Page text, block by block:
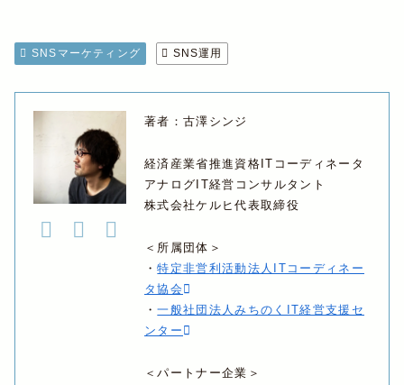
SNSマーケティング SNS運用
著者：古澤シンジ
経済産業省推進資格ITコーディネータ
アナログIT経営コンサルタント
株式会社ケルヒ代表取締役
＜所属団体＞
・特定非営利活動法人ITコーディネー
タ協会
・一般社団法人みちのくIT経営支援セ
ンター
＜パートナー企業＞